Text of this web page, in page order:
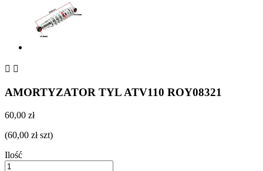
 
AMORTYZATOR TYL ATV110 ROY08321
60,00 zł
(60,00 zł szt)
Ilość